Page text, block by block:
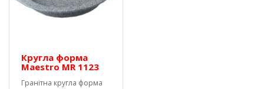
Кругла форма
Maestro MR 1123
Гранітна кругла форма